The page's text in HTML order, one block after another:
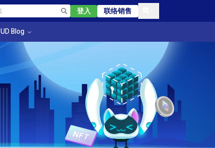
登入 联络销售
UD Blog